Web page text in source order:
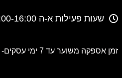
שעות פעילות א-ה 10:00-16:00
זמן אספקה משוער עד 7 ימי עסקים-